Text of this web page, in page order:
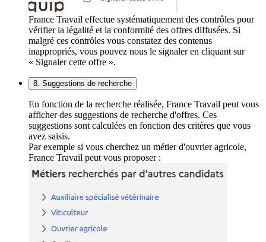
France Travail effectue systématiquement des contrôles pour
vérifier la légalité et la conformité des offres diffusées. Si
malgré ces contrôles vous constatez des contenus
inappropriés, vous pouvez nous le signaler en cliquant sur
« Signaler cette offre ».
8. Suggestions de recherche
En fonction de la recherche réalisée, France Travail peut vous
afficher des suggestions de recherche d'offres. Ces
suggestions sont calculées en fonction des critères que vous
avez saisis.
Par exemple si vous cherchez un métier d'ouvrier agricole,
France Travail peut vous proposer :